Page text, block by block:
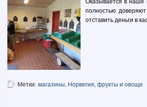
полностью
отставить деньги в
Метки: магазины, Норвегия, фрукты и овощи